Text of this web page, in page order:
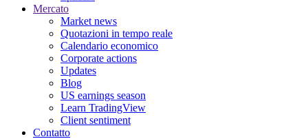
Mercato
Market news
Quotazioni in tempo reale
Calendario economico
Corporate actions
Updates
Blog
US earnings season
Learn TradingView
Client sentiment
Contatto